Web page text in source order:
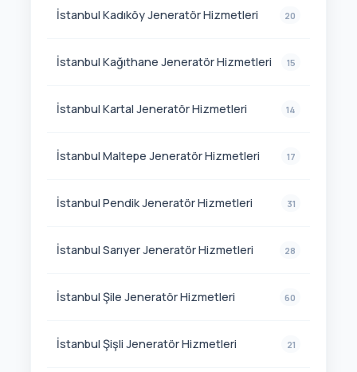
İstanbul Kadıköy Jeneratör Hizmetleri 20
İstanbul Kağıthane Jeneratör Hizmetleri 15
İstanbul Kartal Jeneratör Hizmetleri 14
İstanbul Maltepe Jeneratör Hizmetleri 17
İstanbul Pendik Jeneratör Hizmetleri 31
İstanbul Sarıyer Jeneratör Hizmetleri 28
İstanbul Şile Jeneratör Hizmetleri 60
İstanbul Şişli Jeneratör Hizmetleri 21